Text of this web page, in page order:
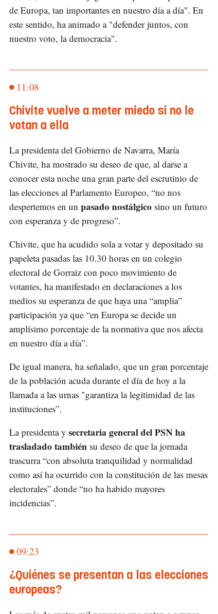
de Europa, tan importantes en nuestro día a día". En
este sentido, ha animado a "defender juntos, con
nuestro voto, la democracia".
11:08
Chivite vuelve a meter miedo si no le
votan a ella
La presidenta del Gobierno de Navarra, María
Chivite, ha mostrado su deseo de que, al darse a
conocer esta noche una gran parte del escrutinio de
las elecciones al Parlamento Europeo, “no nos
despertemos en un pasado nostálgico sino un futuro
con esperanza y de progreso”.
Chivite, que ha acudido sola a votar y depositado su
papeleta pasadas las 10.30 horas en un colegio
electoral de Gorraiz con poco movimiento de
votantes, ha manifestado en declaraciones a los
medios su esperanza de que haya una “amplia”
participación ya que “en Europa se decide un
amplísimo porcentaje de la normativa que nos afecta
en nuestro día a día”.
De igual manera, ha señalado, que un gran porcentaje
de la población acuda durante el día de hoy a la
llamada a las urnas "garantiza la legitimidad de las
instituciones”.
La presidenta y secretaria general del PSN ha
trasladado también su deseo de que la jornada
trascurra “con absoluta tranquilidad y normalidad
como así ha ocurrido con la constitución de las mesas
electorales” donde “no ha habido mayores
incidencias”.
09:23
¿Quiénes se presentan a las elecciones
europeas?